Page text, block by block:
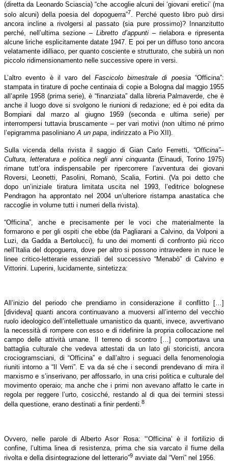
(diretta da Leonardo Sciascia) “che accoglie alcuni dei ‘giovani eretici’ (ma
solo alcuni) della poesia del dopoguerra”7
. Perché questo libro può dirsi
ancora incline a rivolgersi al passato (sia pure prossimo)? Innanzitutto
perché, nell’ultima sezione –Libretto d’appunti – rielabora e ripresenta
alcune liriche esplicitamente datate 1947. E poi per un diffuso tono ancora
velatamente idilliaco, per quanto cosciente e strutturato, che subirà un non
piccolo ridimensionamento nelle successive opere in versi.
L’altro evento è il varo del Fascicolo bimestrale di poesia“Officina”:
stampata in tirature di poche centinaia di copie a Bologna dal maggio 1955
all’aprile 1958 (prima serie), è “finanziata” dalla libreria Palmaverde, che è
anche il luogo dove si svolgono le riunioni di redazione; ed è poi edita da
Bompiani dal marzo al giugno 1959 (seconda e ultima serie) per
interrompersi tuttavia bruscamente – per vari motivi (non ultimo né primo
l’epigramma pasoliniano A un papa , indirizzato a Pio XII).
Sulla vicenda della rivista il saggio di Gian Carlo Ferretti, “Officina”–
Cultura, letteratura e politica negli anni cinquanta (Einaudi, Torino 1975)
rimane tutt’ora indispensabile per ripercorrere l’avventura dei giovani
Roversi, Leonetti, Pasolini, Romanò, Scalia, Fortini. (Va poi detto che
dopo un’iniziale tiratura limitata uscita nel 1993, l’editrice bolognese
Pendragon ha approntato nel 2004 un’ulteriore ristampa anastatica che
raccoglie in volume tutti i numeri della rivista).
“Officina”, anche e precisamente per le voci che materialmente la
formarono e per gli ospiti che ebbe (da Pagliarani a Calvino, da Volponi a
Luzi, da Gadda a Bertolucci), fu uno dei momenti di confronto più ricco
nell’Italia del dopoguerra, dove per altro si possono intravedere in nuce le
linee critico-letterarie essenziali del successivo “Menabò” di Calvino e
Vittorini. Luperini, lucidamente, sintetizza:
All’inizio del periodo che prendiamo in considerazione il conflitto […]
[divideva] quanti ancora continuavano a muoversi all’interno del vecchio
ruolo ideologico dell’intellettuale umanistico da quanti, invece, avvertivano
la necessità di rompere con esso e di ridefinire la propria collocazione nel
campo delle attività umane. Il terreno di scontro […] comportava una
battaglia culturale che vedeva attestati da un lato gli storicisti, ancora
crociogramsciani, di “Officina” e dall’altro i seguaci della fenomenologia
riuniti intorno a “Il Verri”. E va da sé che i secondi prendevano di mira il
marxismo e s’inserivano, per affossarlo, in una crisi politica e culturale del
movimento operaio; ma anche che i primi non avevano affatto le carte in
regola per reggere l’urto, cosicché, restando al di qua dei termini stessi
della questione, erano destinati a finir perdenti.8
Ovvero, nelle parole di Alberto Asor Rosa: “‘Officina’ è il fortilizio di
confine, l’ultima linea di resistenza, prima che sia varcato il fiume della
rivolta e della disintegrazione del letterario”9 avviate dal “Verri” nel 1956.